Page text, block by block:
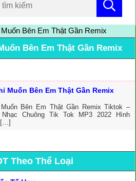
Bên Em Thật Gần Remix
Bên Em Thật Gần Remix
Muốn Bên Em Thật Gần Remix
Muốn Bên Em Thật Gần Remix Tiktok –
Chuông Tik Tok MP3 2022 Hình
[…]
Theo Thể Loại